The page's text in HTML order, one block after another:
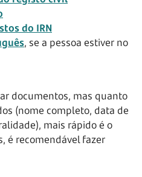
do IRN
, se a pessoa estiver no
documentos, mas quanto
(nome completo, data de
mais rápido é o
é recomendável fazer